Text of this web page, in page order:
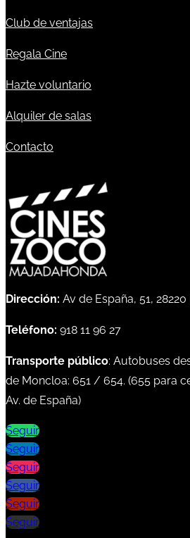
Club de ventajas
Regala Cine
Hazte voluntario
Alquiler de salas
Contacto
Dirección: Av de España, 51,
Teléfono: 918 11 96 27
Transporte público: Autobuses
de Moncloa: 651 / 654. (655 para
Av. de España)
Seguir
Seguir
Seguir
Seguir
Seguir
Seguir